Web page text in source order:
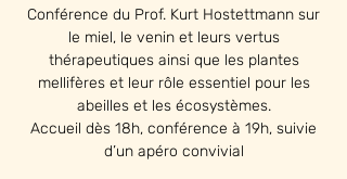
Conférence du Prof. Kurt Hostettmann sur
le miel, le venin et leurs vertus
thérapeutiques ainsi que les plantes
mellifères et leur rôle essentiel pour les
abeilles et les écosystèmes.
Accueil dès 18h, conférence à 19h, suivie
d’un apéro convivial